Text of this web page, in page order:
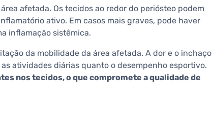
afetada. Os tecidos ao redor do periósteo podem
ativo. Em casos mais graves, pode haver
inflamação sistêmica.
da mobilidade da área afetada. A dor e o inchaço
atividades diárias quanto o desempenho esportivo.
nos tecidos, o que compromete a qualidade de